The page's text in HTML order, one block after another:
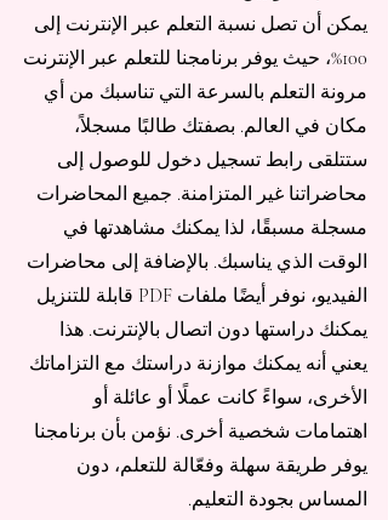
يمكن أن تصل نسبة التعلم عبر الإنترنت إلى
100%، حيث يوفر برنامجنا للتعلم عبر الإنترنت
مرونة التعلم بالسرعة التي تناسبك من أي
مكان في العالم. بصفتك طالبًا مسجلاً،
ستتلقى رابط تسجيل دخول للوصول إلى
محاضراتنا غير المتزامنة. جميع المحاضرات
مسجلة مسبقًا، لذا يمكنك مشاهدتها في
الوقت الذي يناسبك. بالإضافة إلى محاضرات
الفيديو، نوفر أيضًا ملفات PDF قابلة للتنزيل
يمكنك دراستها دون اتصال بالإنترنت. هذا
يعني أنه يمكنك موازنة دراستك مع التزاماتك
الأخرى، سواءً كانت عملًا أو عائلة أو
اهتمامات شخصية أخرى. نؤمن بأن برنامجنا
يوفر طريقة سهلة وفعّالة للتعلم، دون
المساس بجودة التعليم.